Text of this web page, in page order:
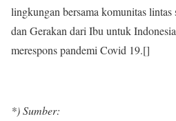
lingkungan bersama komunitas
dan Gerakan dari Ibu untuk
merespons pandemi Covid 19.[]
*) Sumber: